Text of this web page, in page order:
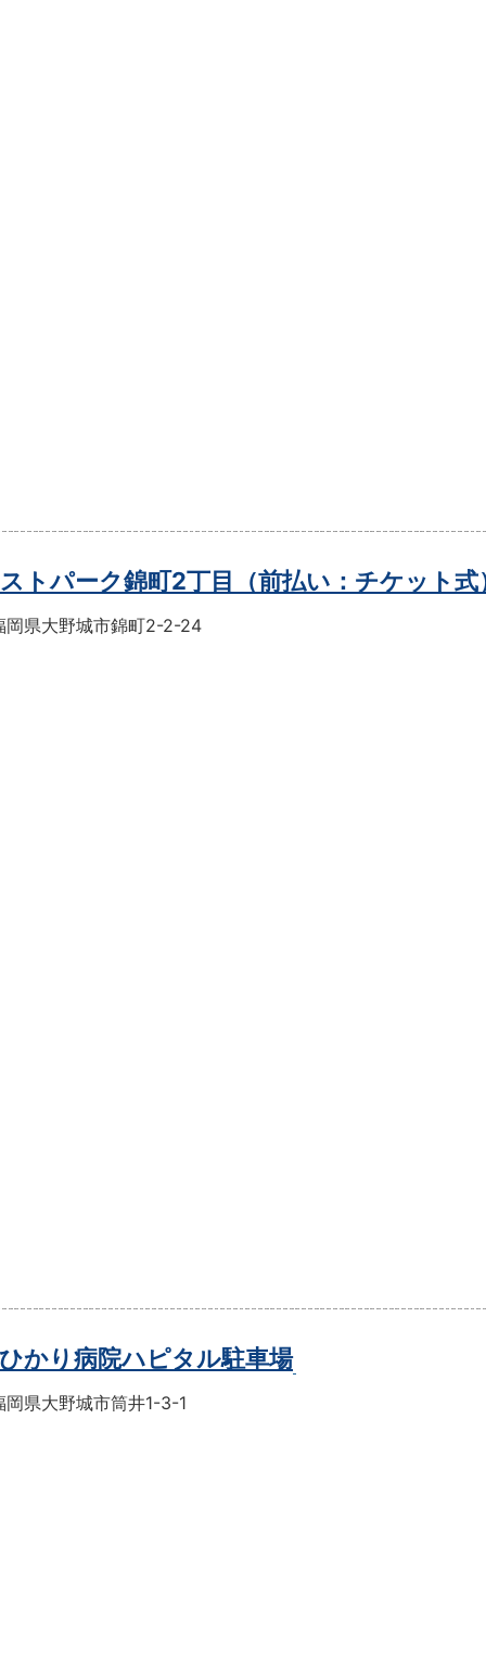
ストパーク錦町2丁目（前払い：チケット式
岡県大野城市錦町2-2-24
かり病院ハピタル駐車場
岡県大野城市筒井1-3-1